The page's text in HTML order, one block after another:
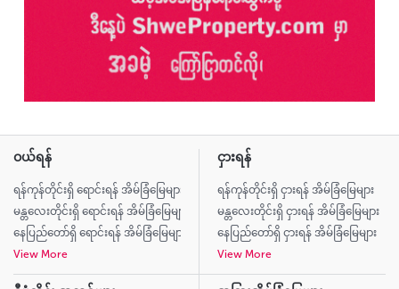
ဝယ်ရန်
ရန်ကုန်တိုင်းရှိ ရောင်းရန် အိမ်ခြံမြေများ
မန္တလေးတိုင်းရှိ ရောင်းရန် အိမ်ခြံမြေများ
နေပြည်တော်ရှိ ရောင်းရန် အိမ်ခြံမြေများ
View More
ငှားရန်
ရန်ကုန်တိုင်းရှိ ငှားရန် အိမ်ခြံမြေများ
မန္တလေးတိုင်းရှိ ငှားရန် အိမ်ခြံမြေများ
နေပြည်တော်ရှိ ငှားရန် အိမ်ခြံမြေများ
View More